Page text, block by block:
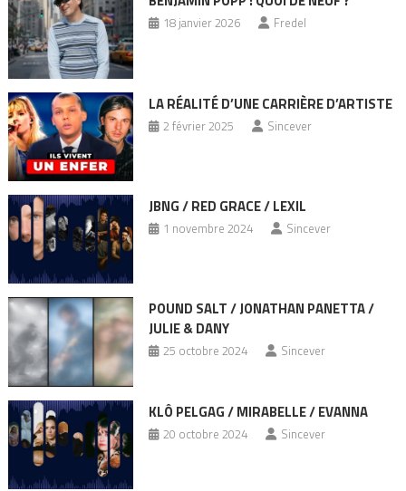
18 janvier 2026 Fredel
LA RÉALITÉ D’UNE CARRIÈRE D’ARTISTE
2 février 2025 Sincever
JBNG / RED GRACE / LEXIL
1 novembre 2024 Sincever
POUND SALT / JONATHAN PANETTA /
JULIE & DANY
25 octobre 2024 Sincever
KLÔ PELGAG / MIRABELLE / EVANNA
20 octobre 2024 Sincever